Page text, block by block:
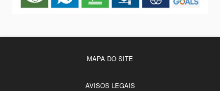
MAPA DO SITE
AVISOS LEGAIS